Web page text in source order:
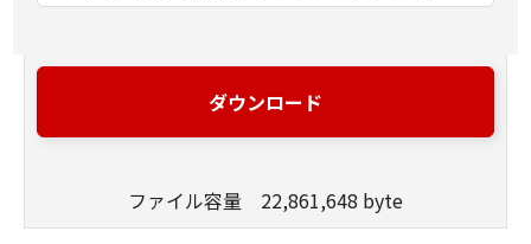
(1) キヤノンは、お客様が「キヤノン製品」を利
用する目的のために、「キヤノン製品」に直接
（本契約書においては、「本ソフトウェア」を
ダウンロード
ファイル容量 22,861,648 byte